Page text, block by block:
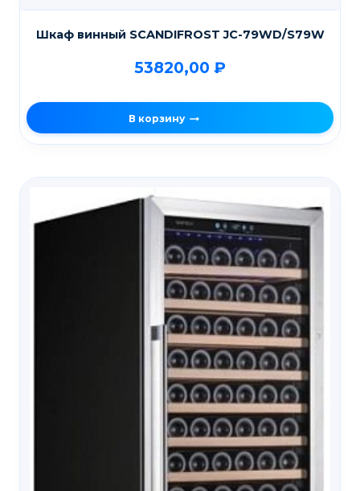
Шкаф винный SCANDIFROST JC-79WD/S79W
53820,00 ₽
В корзину